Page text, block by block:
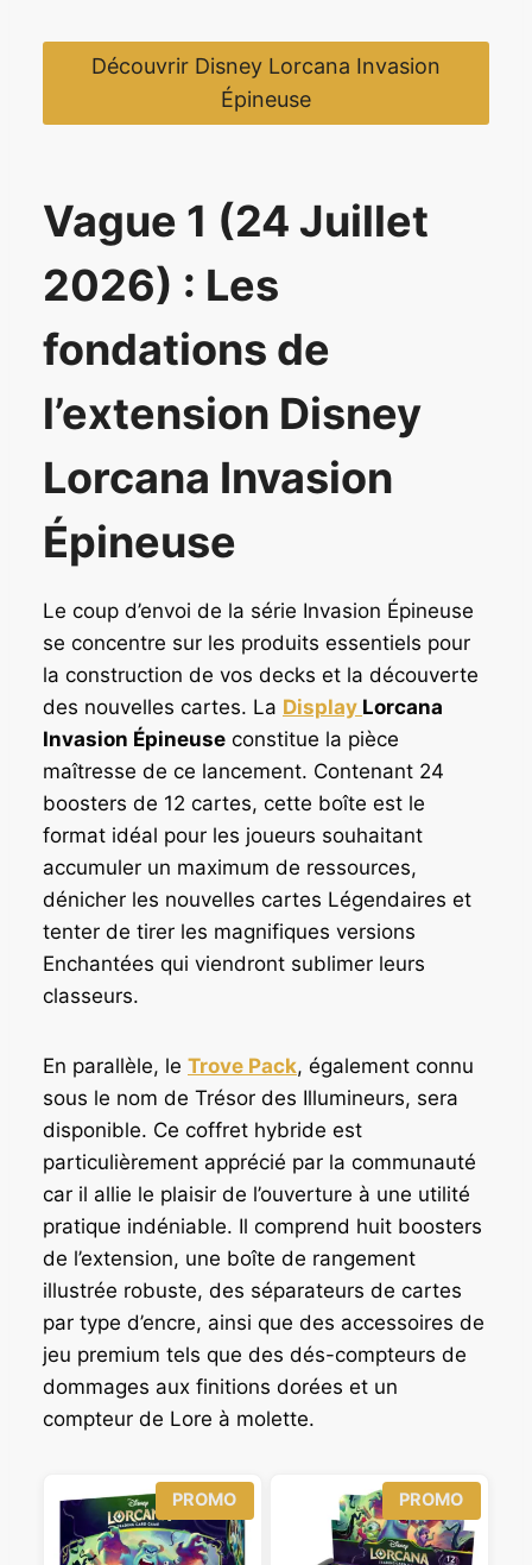
Découvrir Disney Lorcana Invasion
Épineuse
Vague 1 (24 Juillet
2026) : Les
fondations de
l’extension Disney
Lorcana Invasion
Épineuse
Le coup d’envoi de la série Invasion Épineuse
se concentre sur les produits essentiels pour
la construction de vos decks et la découverte
des nouvelles cartes. La Display Lorcana
Invasion Épineuse constitue la pièce
maîtresse de ce lancement. Contenant 24
boosters de 12 cartes, cette boîte est le
format idéal pour les joueurs souhaitant
accumuler un maximum de ressources,
dénicher les nouvelles cartes Légendaires et
tenter de tirer les magnifiques versions
Enchantées qui viendront sublimer leurs
classeurs.
En parallèle, le Trove Pack, également connu
sous le nom de Trésor des Illumineurs, sera
disponible. Ce coffret hybride est
particulièrement apprécié par la communauté
car il allie le plaisir de l’ouverture à une utilité
pratique indéniable. Il comprend huit boosters
de l’extension, une boîte de rangement
illustrée robuste, des séparateurs de cartes
par type d’encre, ainsi que des accessoires de
jeu premium tels que des dés-compteurs de
dommages aux finitions dorées et un
compteur de Lore à molette.
PROMOP
R
O
D
PROMOP
R
O
D